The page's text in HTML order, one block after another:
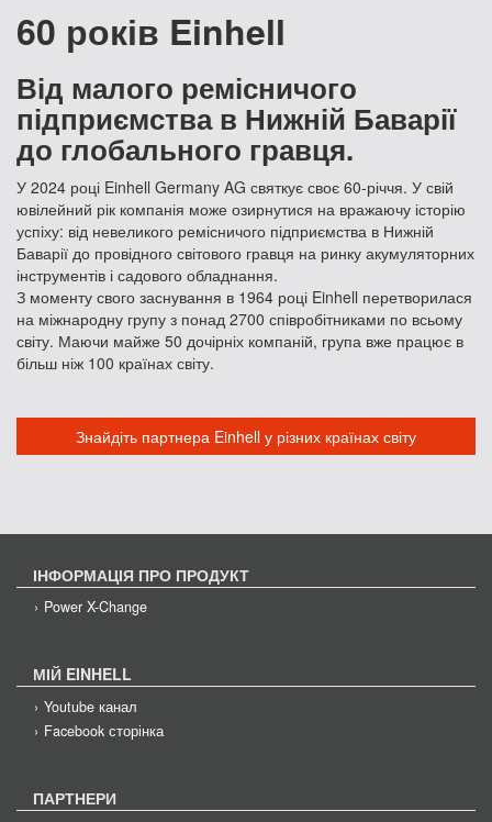
60 років Einhell
Від малого ремісничого
підприємства в Нижній Баварії
до глобального гравця.
У 2024 році Einhell Germany AG святкує своє 60-річчя. У свій
ювілейний рік компанія може озирнутися на вражаючу історію
успіху: від невеликого ремісничого підприємства в Нижній
Баварії до провідного світового гравця на ринку акумуляторних
інструментів і садового обладнання.
З моменту свого заснування в 1964 році Einhell перетворилася
на міжнародну групу з понад 2700 співробітниками по всьому
світу. Маючи майже 50 дочірніх компаній, група вже працює в
більш ніж 100 країнах світу.
Знайдіть партнера Einhell у різних країнах світу
ІНФОРМАЦІЯ ПРО ПРОДУКТ
Power X-Change
МІЙ EINHELL
Youtube канал
Facebook сторінка
ПАРТНЕРИ